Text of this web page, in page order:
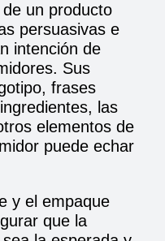
un producto
persuasivas e
intención de
Sus
frases
las
elementos de
puede echar
y el empaque
que la